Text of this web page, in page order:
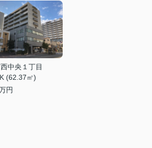
中央１丁目
(62.37㎡)
円